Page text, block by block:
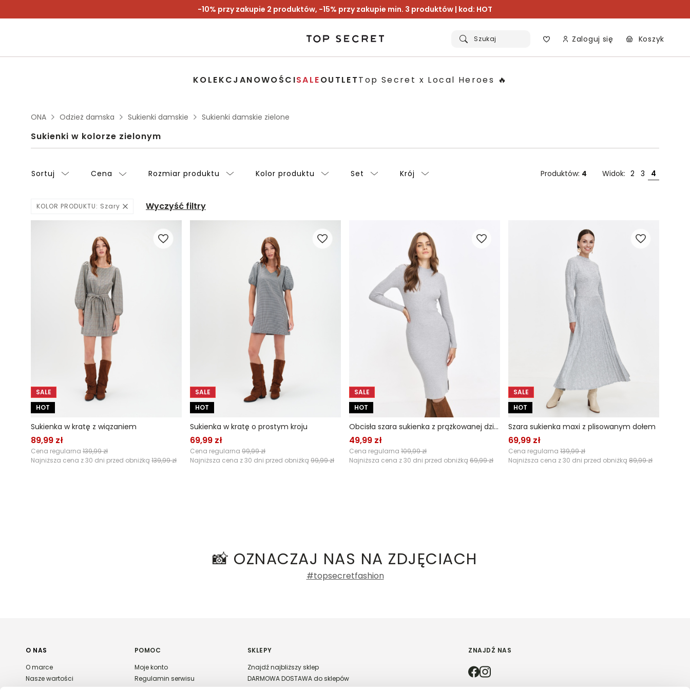
-10% przy zakupie 2 produktów, -15% przy zakupie min. 3 produktów | kod: HOT
Szukaj Zaloguj się Koszyk
KOLEKCJANOWOŚCISALEOUTLETTop Secret x Local Heroes 🔥
ONA Odzież damska Sukienki damskie Sukienki damskie zielone
Sukienki w kolorze zielonym
Sortuj Cena Rozmiar produktu Kolor produktu Set Krój
KOLOR PRODUKTU: Szary Wyczyść filtry
Produktów: 4 Widok: 2 3 4
SALE
HOT
Sukienka w kratę z wiązaniem
89,99 zł
Cena regularna 139,99 zł
Najniższa cena z 30 dni przed obniżką 139,99 zł
SALE
HOT
Sukienka w kratę o prostym kroju
69,99 zł
Cena regularna 99,99 zł
Najniższa cena z 30 dni przed obniżką 99,99 zł
SALE
HOT
Obcisła szara sukienka z prążkowanej dzianiny
49,99 zł
Cena regularna 109,99 zł
Najniższa cena z 30 dni przed obniżką 69,99 zł
SALE
HOT
Szara sukienka maxi z plisowanym dołem
69,99 zł
Cena regularna 139,99 zł
Najniższa cena z 30 dni przed obniżką 89,99 zł
📸 OZNACZAJ NAS NA ZDJĘCIACH
#topsecretfashion
ZNAJDŹ NAS
O NAS
O marce
Nasze wartości
POMOC
Moje konto
Regulamin serwisu
SKLEPY
Znajdź najbliższy sklep
DARMOWA DOSTAWA do sklepów